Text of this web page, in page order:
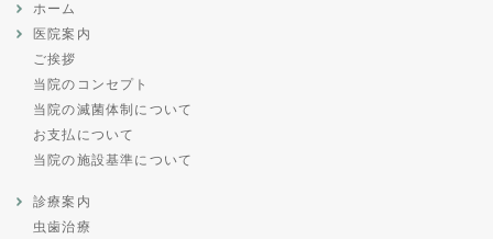
ホーム
医院案内
ご挨拶
当院のコンセプト
当院の滅菌体制について
お支払について
当院の施設基準について
診療案内
虫歯治療